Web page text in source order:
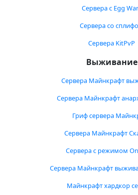
Сервера с Egg
Сервера со
Сервера KitPvP
Выживание
Сервера Майнкрафт
Сервера Майнкрафт
Гриф сервера
Сервера Майнкрафт
Сервера с режимом
Сервера Майнкрафт
Майнкрафт хардкор